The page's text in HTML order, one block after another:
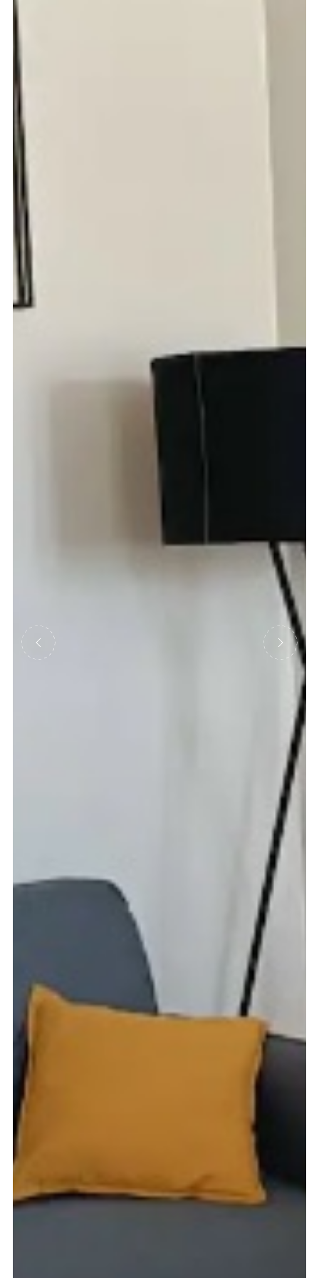
Précédent Suivant